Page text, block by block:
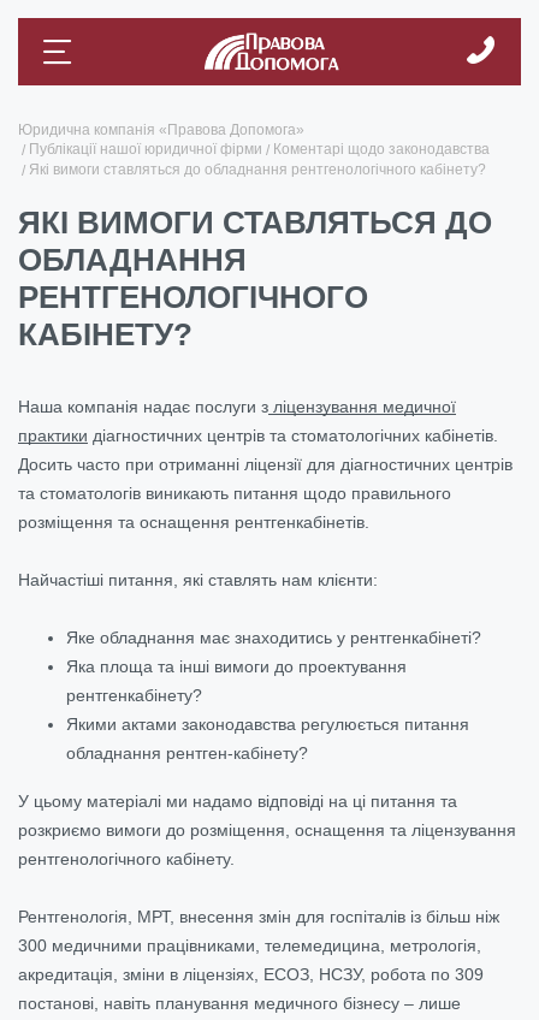
Юридична компанія «Правова Допомога»
Публікації нашої юридичної фірми
Коментарі щодо законодавства
Які вимоги ставляться до обладнання рентгенологічного кабінету?
ЯКІ ВИМОГИ СТАВЛЯТЬСЯ ДО
ОБЛАДНАННЯ
РЕНТГЕНОЛОГІЧНОГО
КАБІНЕТУ?
Наша компанія надає послуги з ліцензування медичної
практики діагностичних центрів та стоматологічних кабінетів.
Досить часто при отриманні ліцензії для діагностичних центрів
та стоматологів виникають питання щодо правильного
розміщення та оснащення рентгенкабінетів.
Найчастіші питання, які ставлять нам клієнти:
Яке обладнання має знаходитись у рентгенкабінеті?
Яка площа та інші вимоги до проектування
рентгенкабінету?
Якими актами законодавства регулюється питання
обладнання рентген-кабінету?
У цьому матеріалі ми надамо відповіді на ці питання та
розкриємо вимоги до розміщення, оснащення та ліцензування
рентгенологічного кабінету.
Рентгенологія, МРТ, внесення змін для госпіталів із більш ніж
300 медичними працівниками, телемедицина, метрологія,
акредитація, зміни в ліцензіях, ЕСОЗ, НСЗУ, робота по 309
постанові, навіть планування медичного бізнесу – лише